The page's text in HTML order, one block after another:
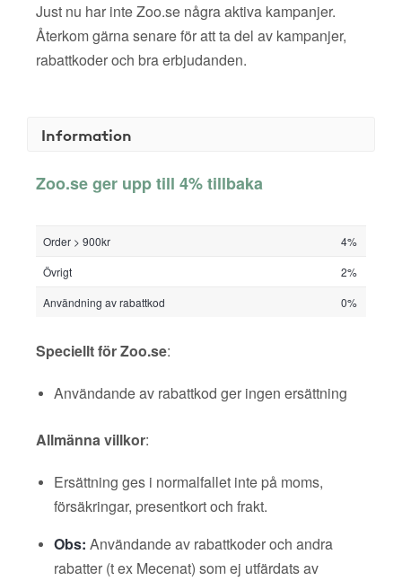
Just nu har inte Zoo.se några aktiva kampanjer.
Återkom gärna senare för att ta del av kampanjer,
rabattkoder och bra erbjudanden.
Information
Zoo.se ger upp till 4% tillbaka
Order > 900kr
4%
Övrigt
2%
Användning av rabattkod
0%
Speciellt för Zoo.se:
Användande av rabattkod ger ingen ersättning
Allmänna villkor:
Ersättning ges i normalfallet inte på moms,
försäkringar, presentkort och frakt.
Obs: Användande av rabattkoder och andra
rabatter (t ex Mecenat) som ej utfärdats av